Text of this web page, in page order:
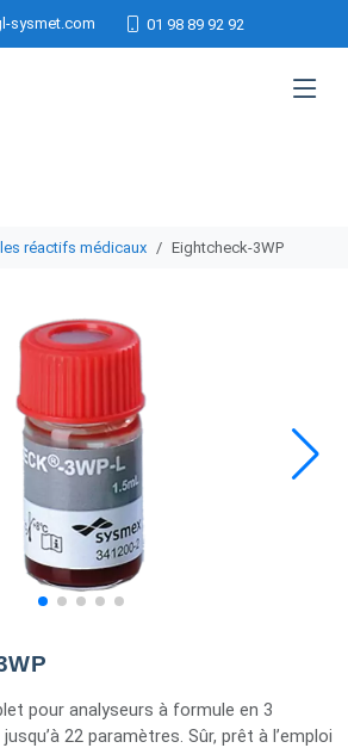
sysmet.com 01 98 89 92 92
réactifs médicaux Eightcheck-3WP
pour analyseurs à formule en 3
22 paramètres. Sûr, prêt à l’emploi